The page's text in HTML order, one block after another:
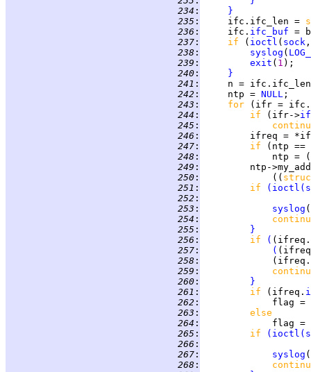
234 :
}
235 :
     ifc.ifc_len =
236 :
     ifc.
ifc_buf
237 : if ( ioctl ( sock
238 : syslog (
239 : exit ( 1
240 :
}
241 :
n =
242 :
     ntp =
NULL
243 : for
(ifr = ifc.
244 : if (ifr->
245 :
246 :
247 : if
(ntp ==
248 :
             ntp = (
249 :
250 :
             ((
251 : if ( ioctl (
252 :
253 : syslog (
254 :
255 :
}
256 : if ( (ifreq.
257 : (
258 :
             (ifreq.
259 :
260 :
}
261 : if (ifreq.
262 :
             flag =
263 :
else
264 :
             flag =
265 : if ( ioctl (
266 :
267 : syslog (
268 :